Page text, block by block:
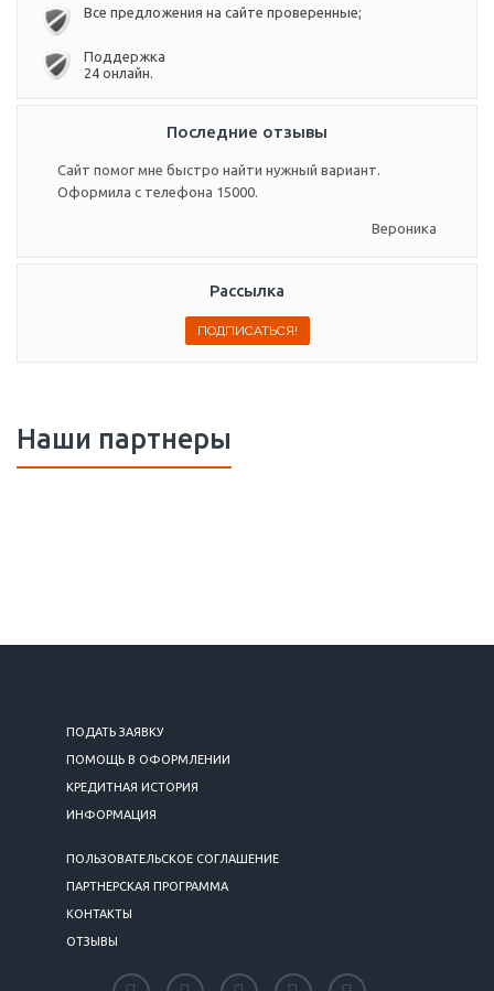
Все предложения на сайте проверенные;
Поддержка
24 онлайн.
Последние отзывы
Сайт помог мне быстро найти нужный вариант.
Оформила с телефона 15000.
Вероника
Рассылка
Наши партнеры
ПОДАТЬ ЗАЯВКУ
ПОМОЩЬ В ОФОРМЛЕНИИ
КРЕДИТНАЯ ИСТОРИЯ
ИНФОРМАЦИЯ
ПОЛЬЗОВАТЕЛЬСКОЕ СОГЛАШЕНИЕ
ПАРТНЕРСКАЯ ПРОГРАММА
КОНТАКТЫ
ОТЗЫВЫ